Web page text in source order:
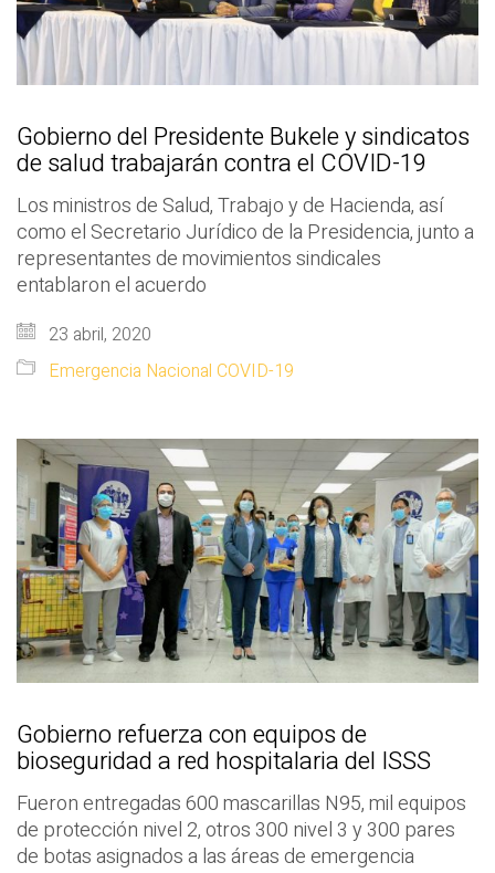
Gobierno del Presidente Bukele y sindicatos
de salud trabajarán contra el COVID-19
Los ministros de Salud, Trabajo y de Hacienda, así
como el Secretario Jurídico de la Presidencia, junto a
representantes de movimientos sindicales
entablaron el acuerdo
23 abril, 2020
Emergencia Nacional COVID-19
Gobierno refuerza con equipos de
bioseguridad a red hospitalaria del ISSS
Fueron entregadas 600 mascarillas N95, mil equipos
de protección nivel 2, otros 300 nivel 3 y 300 pares
de botas asignados a las áreas de emergencia